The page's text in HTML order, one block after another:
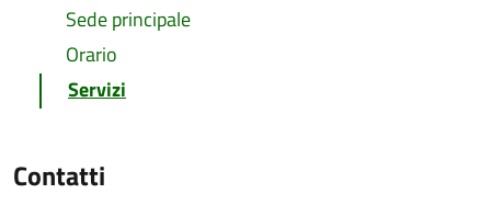
Sede principale
Orario
Servizi
Contatti